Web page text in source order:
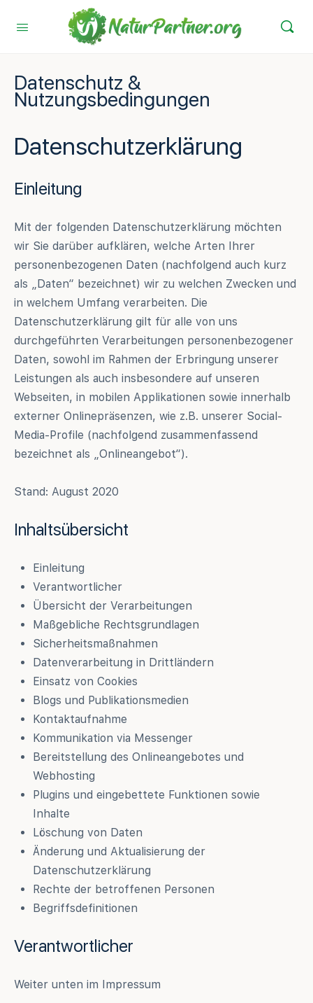
Datenschutz &
Nutzungsbedingungen
Datenschutzerklärung
Einleitung
Mit der folgenden Datenschutzerklärung möchten
wir Sie darüber aufklären, welche Arten Ihrer
personenbezogenen Daten (nachfolgend auch kurz
als „Daten“ bezeichnet) wir zu welchen Zwecken und
in welchem Umfang verarbeiten. Die
Datenschutzerklärung gilt für alle von uns
durchgeführten Verarbeitungen personenbezogener
Daten, sowohl im Rahmen der Erbringung unserer
Leistungen als auch insbesondere auf unseren
Webseiten, in mobilen Applikationen sowie innerhalb
externer Onlinepräsenzen, wie z.B. unserer Social-
Media-Profile (nachfolgend zusammenfassend
bezeichnet als „Onlineangebot“).
Stand: August 2020
Inhaltsübersicht
Einleitung
Verantwortlicher
Übersicht der Verarbeitungen
Maßgebliche Rechtsgrundlagen
Sicherheitsmaßnahmen
Datenverarbeitung in Drittländern
Einsatz von Cookies
Blogs und Publikationsmedien
Kontaktaufnahme
Kommunikation via Messenger
Bereitstellung des Onlineangebotes und
Webhosting
Plugins und eingebettete Funktionen sowie
Inhalte
Löschung von Daten
Änderung und Aktualisierung der
Datenschutzerklärung
Rechte der betroffenen Personen
Begriffsdefinitionen
Verantwortlicher
Weiter unten im Impressum